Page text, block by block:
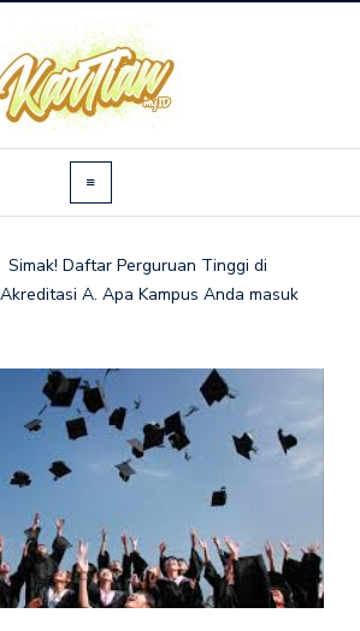
Simak! Daftar Perguruan Tinggi di
A. Apa Kampus Anda masuk